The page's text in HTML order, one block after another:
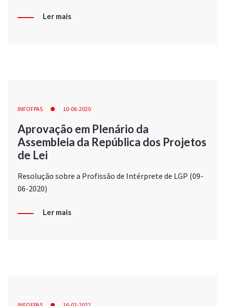
Ler mais
INFOFPAS 10-06-2020
Aprovação em Plenário da
Assembleia da República dos Projetos
de Lei
Resolução sobre a Profissão de Intérprete de LGP (09-
06-2020)
Ler mais